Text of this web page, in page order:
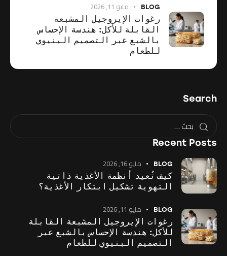
BLOG مايو 11, 2026
رغوات الإيروجيل المشبعة
القابلة للأكل: هندسة الإحساس
بالشبع عبر التصميم البنيوي
للطعام
Search
Recent Posts
BLOG مايو 16, 2026
كيف تُعيد أنظمة الأغذية ذاتية
التهوية تشكيل ابتكار الأغذية؟
BLOG مايو 11, 2026
رغوات الإيروجيل المشبعة القابلة
للأكل: هندسة الإحساس بالشبع عبر
التصميم البنيوي للطعام